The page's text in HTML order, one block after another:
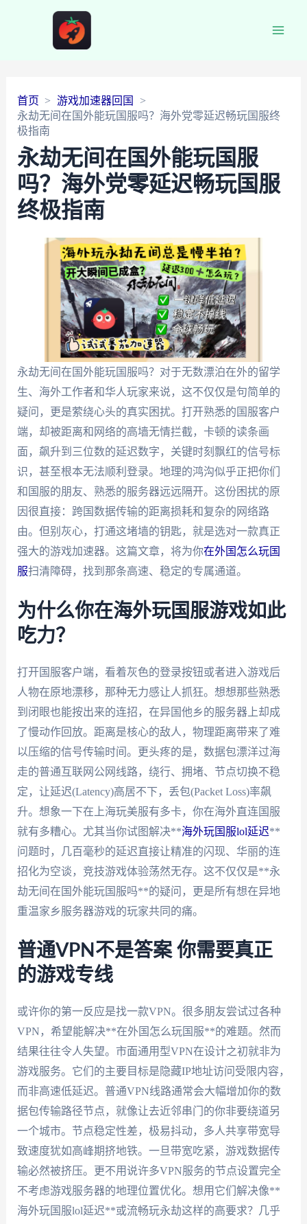
首页
游戏加速器回国
永劫无间在国外能玩国服吗？海外党零延迟畅玩国服终
极指南
永劫无间在国外能玩国服
吗？海外党零延迟畅玩国服
终极指南
永劫无间在国外能玩国服吗？对于无数漂泊在外的留学
生、海外工作者和华人玩家来说，这不仅仅是句简单的
疑问，更是萦绕心头的真实困扰。打开熟悉的国服客户
端，却被距离和网络的高墙无情拦截，卡顿的读条画
面，飙升到三位数的延迟数字，关键时刻飘红的信号标
识，甚至根本无法顺利登录。地理的鸿沟似乎正把你们
和国服的朋友、熟悉的服务器远远隔开。这份困扰的原
因很直接：跨国数据传输的距离损耗和复杂的网络路
由。但别灰心，打通这堵墙的钥匙，就是选对一款真正
强大的游戏加速器。这篇文章，将为你在外国怎么玩国
服扫清障碍，找到那条高速、稳定的专属通道。
为什么你在海外玩国服游戏如此
吃力？
打开国服客户端，看着灰色的登录按钮或者进入游戏后
人物在原地漂移，那种无力感让人抓狂。想想那些熟悉
到闭眼也能按出来的连招，在异国他乡的服务器上却成
了慢动作回放。距离是核心的敌人，物理距离带来了难
以压缩的信号传输时间。更头疼的是，数据包漂洋过海
走的普通互联网公网线路，绕行、拥堵、节点切换不稳
定，让延迟(Latency)高居不下，丢包(Packet Loss)率飙
升。想象一下在上海玩美服有多卡，你在海外直连国服
就有多糟心。尤其当你试图解决**海外玩国服lol延迟**
问题时，几百毫秒的延迟直接让精准的闪现、华丽的连
招化为空谈，竞技游戏体验荡然无存。这不仅仅是**永
劫无间在国外能玩国服吗**的疑问，更是所有想在异地
重温家乡服务器游戏的玩家共同的痛。
普通VPN不是答案 你需要真正
的游戏专线
或许你的第一反应是找一款VPN。很多朋友尝试过各种
VPN，希望能解决**在外国怎么玩国服**的难题。然而
结果往往令人失望。市面通用型VPN在设计之初就非为
游戏服务。它们的主要目标是隐藏IP地址访问受限内容，
而非高速低延迟。普通VPN线路通常会大幅增加你的数
据包传输路径节点，就像让去近邻串门的你非要绕道另
一个城市。节点稳定性差，极易抖动，多人共享带宽导
致速度犹如高峰期挤地铁。一旦带宽吃紧，游戏数据传
输必然被挤压。更不用说许多VPN服务的节点设置完全
不考虑游戏服务器的地理位置优化。想用它们解决像**
海外玩国服lol延迟**或流畅玩永劫这样的高要求？几乎